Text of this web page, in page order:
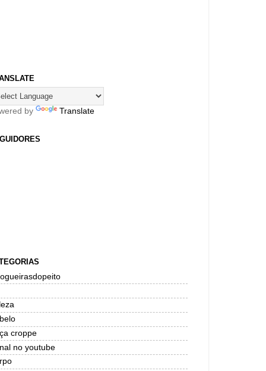
by Translate
croppe
no youtube